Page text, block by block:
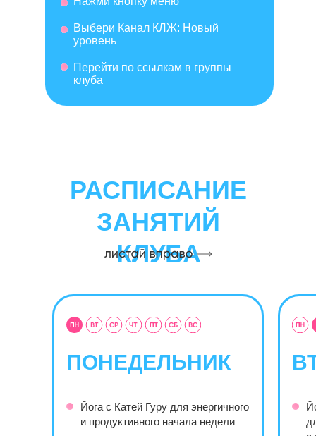
Выбери Канал КЛЖ: Новый
уровень
Перейти по ссылкам в группы
клуба
РАСПИСАНИЕ
ЗАНЯТИЙ
КЛУБА
Йога с Катей Гуру для энергичного
и продуктивного начала недели
ПОНЕДЕЛЬНИК